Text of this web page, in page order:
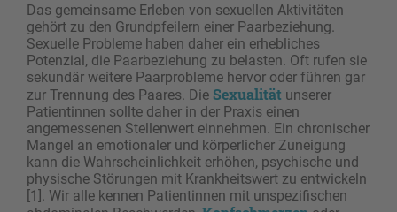
Das gemeinsame Erleben von sexuellen Aktivitäten
gehört zu den Grundpfeilern einer Paarbeziehung.
Sexuelle Probleme haben daher ein erhebliches
Potenzial, die Paarbeziehung zu belasten. Oft rufen sie
sekundär weitere Paarprobleme hervor oder führen gar
zur Trennung des Paares. Die Sexualität unserer
Patientinnen sollte daher in der Praxis einen
angemessenen Stellenwert einnehmen. Ein chronischer
Mangel an emotionaler und körperlicher Zuneigung
kann die Wahrscheinlichkeit erhöhen, psychische und
physische Störungen mit Krankheitswert zu entwickeln
[1]. Wir alle kennen Patientinnen mit unspezifischen